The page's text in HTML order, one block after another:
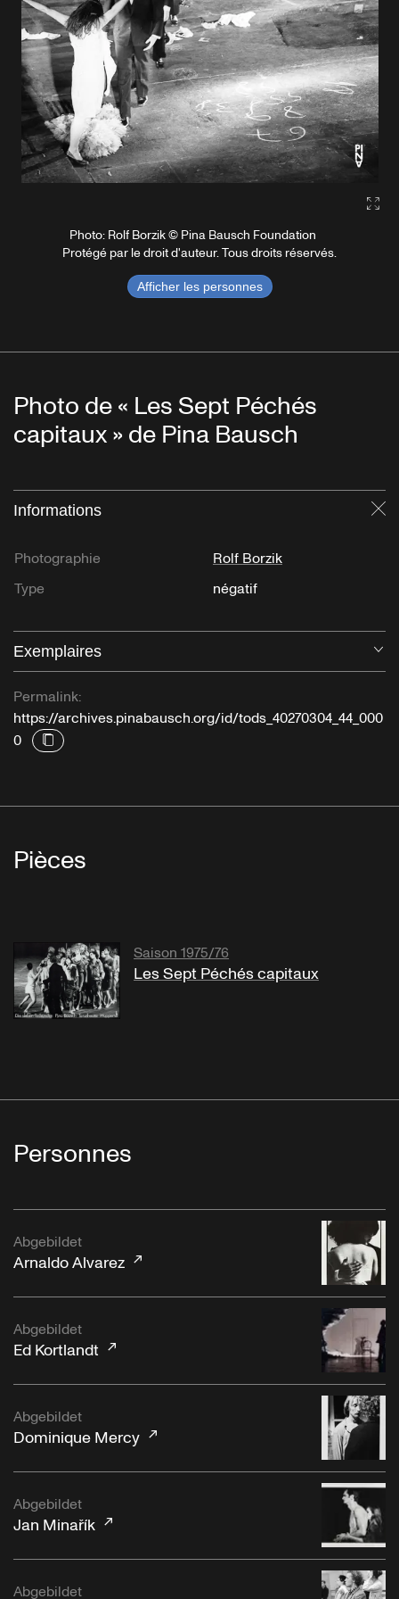
Photo: Rolf Borzik © Pina Bausch Foundation
Protégé par le droit d'auteur. Tous droits réservés.
Afficher les personnes
Photo de « Les Sept Péchés
capitaux » de Pina Bausch
Informations
Photographie
Rolf Borzik
Type
négatif
Exemplaires
Permalink:
https://archives.pinabausch.org/id/tods_40270304_44_000
0
Pièces
Saison 1975/76
Les Sept Péchés capitaux
Personnes
Abgebildet
Arnaldo Alvarez
Abgebildet
Ed Kortlandt
Abgebildet
Dominique Mercy
Abgebildet
Jan Minařík
Abgebildet